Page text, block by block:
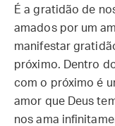
É a gratidão de
amados por um
manifestar
próximo. Dentro
com o próximo é
amor que Deus
nos ama